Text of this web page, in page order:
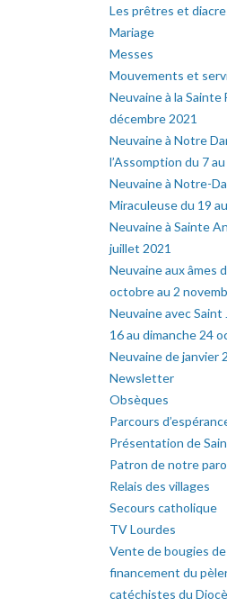
Les prêtres et
Mariage
Messes
Mouvements et
Neuvaine à la Sainte
décembre 2021
Neuvaine à Notre
l’Assomption du 7
Neuvaine à Notre-
Miraculeuse du 19
Neuvaine à Sainte
juillet 2021
Neuvaine aux âmes
octobre au 2
Neuvaine avec Saint
16 au dimanche 24
Neuvaine de janvier
Newsletter
Obsèques
Parcours
Présentation de
Patron de notre
Relais des villages
Secours catholique
TV Lourdes
Vente de bougies
financement du
catéchistes du